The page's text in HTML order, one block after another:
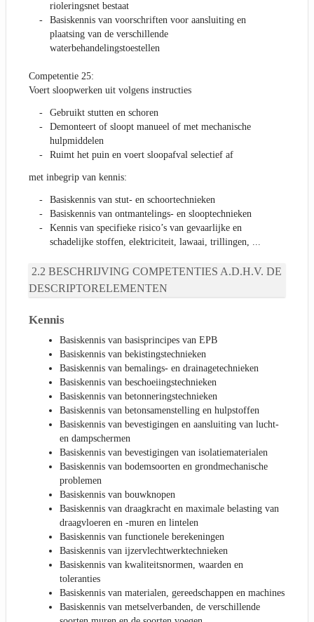
rioleringsnet bestaat
Basiskennis van voorschriften voor aansluiting en
plaatsing van de verschillende
waterbehandelingstoestellen
Competentie 25:
Voert sloopwerken uit volgens instructies
Gebruikt stutten en schoren
Demonteert of sloopt manueel of met mechanische
hulpmiddelen
Ruimt het puin en voert sloopafval selectief af
met inbegrip van kennis:
Basiskennis van stut- en schoortechnieken
Basiskennis van ontmantelings- en slooptechnieken
Kennis van specifieke risico’s van gevaarlijke en
schadelijke stoffen, elektriciteit, lawaai, trillingen, ...
BESCHRIJVING COMPETENTIES A.D.H.V. DE
DESCRIPTORELEMENTEN
Kennis
Basiskennis van basisprincipes van EPB
Basiskennis van bekistingstechnieken
Basiskennis van bemalings- en drainagetechnieken
Basiskennis van beschoeiingstechnieken
Basiskennis van betonneringstechnieken
Basiskennis van betonsamenstelling en hulpstoffen
Basiskennis van bevestigingen en aansluiting van lucht-
en dampschermen
Basiskennis van bevestigingen van isolatiematerialen
Basiskennis van bodemsoorten en grondmechanische
problemen
Basiskennis van bouwknopen
Basiskennis van draagkracht en maximale belasting van
draagvloeren en -muren en lintelen
Basiskennis van functionele berekeningen
Basiskennis van ijzervlechtwerktechnieken
Basiskennis van kwaliteitsnormen, waarden en
toleranties
Basiskennis van materialen, gereedschappen en machines
Basiskennis van metselverbanden, de verschillende